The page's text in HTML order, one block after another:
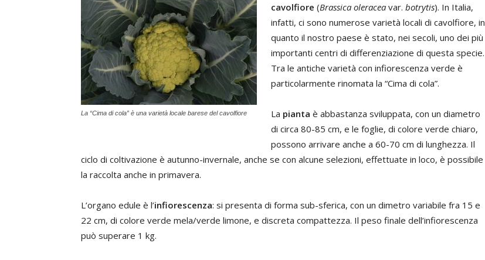
La “Cima di cola” è una varietà locale barese del cavolfiore
cavolfiore (Brassica oleracea var. botrytis). In Italia,
infatti, ci sono numerose varietà locali di cavolfiore, in
quanto il nostro paese è stato, nei secoli, uno dei più
importanti centri di differenziazione di questa specie.
Tra le antiche varietà con infiorescenza verde è
particolarmente rinomata la “Cima di cola”.
La pianta è abbastanza sviluppata, con un diametro
di circa 80-85 cm, e le foglie, di colore verde chiaro,
possono arrivare anche a 60-70 cm di lunghezza. Il
ciclo di coltivazione è autunno-invernale, anche se con alcune selezioni, effettuate in loco, è possibile
la raccolta anche in primavera.
L’organo edule è l’infiorescenza: si presenta di forma sub-sferica, con un dimetro variabile fra 15 e
22 cm, di colore verde mela/verde limone, e discreta compattezza. Il peso finale dell’infiorescenza
può superare 1 kg.